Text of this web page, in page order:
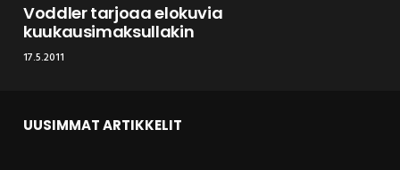
Voddler tarjoaa elokuvia
kuukausimaksullakin
17.5.2011
UUSIMMAT ARTIKKELIT